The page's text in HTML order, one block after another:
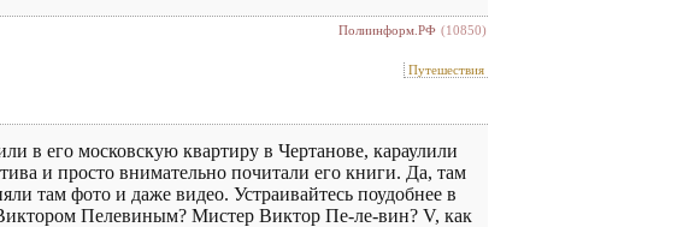
Полиинформ.РФ (10850)
Путешествия
в его московскую квартиру в Чертанове, караулили
и просто внимательно почитали его книги. Да, там
там фото и даже видео. Устраивайтесь поудобнее в
Пелевиным? Мистер Виктор Пе-ле-вин? V, как